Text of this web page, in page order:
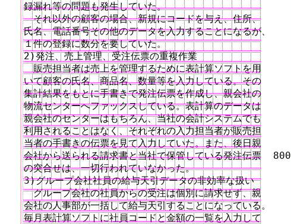
録漏れ等の問題も発生していた。
それ以外の顧客の場合、新規にコードを与え、住所、
氏名、電話番号その他のデータを入力することになるが、
１件の登録に数分を要していた。
2)発注、売上管理、受注伝票の重複作業
販売担当者は売上を管理するために表計算ソフトを用
いて顧客の氏名、商品名、数量等を入力している。その
集計結果をもとに手書きで発注伝票を作成し、親会社の
物流センターへファックスしている。表計算のデータは
親会社のセンターはもちろん、当社の会計システムでも
利用されることはなく、それぞれの入力担当者が販売担
当者の手書きの伝票を見て入力していた。また、後日親
会社から送られる請求書と当社で保管している発注伝票  800
の突合せは、一切行われていなかった。
3)グループ会社社員の給与天引データの非効率な扱い
グループ会社の社員からの受注は個別に請求せず、親
会社の人事部が一括して給与天引することになっている。
毎月表計算ソフトに社員コードと金額の一覧を入力して